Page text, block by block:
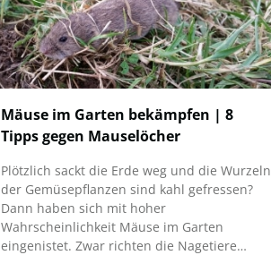
Mäuse im Garten bekämpfen | 8
Tipps gegen Mauselöcher
Plötzlich sackt die Erde weg und die Wurzeln
der Gemüsepflanzen sind kahl gefressen?
Dann haben sich mit hoher
Wahrscheinlichkeit Mäuse im Garten
eingenistet. Zwar richten die Nagetiere